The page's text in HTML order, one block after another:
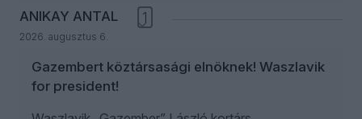
ANIKAY ANTAL
2026. augusztus 6.
1
Gazembert köztársasági elnöknek! Waszlavik
for president!